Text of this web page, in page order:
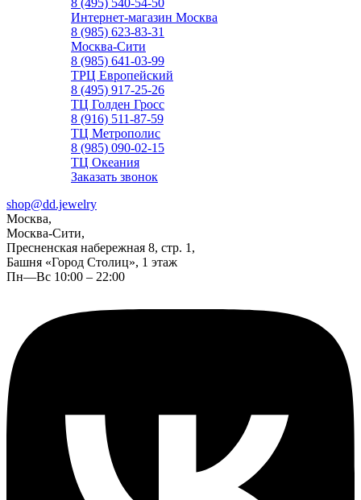
8 (495) 540-54-50
Интернет-магазин Москва
8 (985) 623-83-31
Москва-Сити
8 (985) 641-03-99
ТРЦ Европейский
8 (495) 917-25-26
ТЦ Голден Гросс
8 (916) 511-87-59
ТЦ Метрополис
8 (985) 090-02-15
ТЦ Океания
Заказать звонок
shop@dd.jewelry
Москва,
Москва-Сити,
Пресненская набережная 8, стр. 1,
Башня «Город Столиц», 1 этаж
Пн—Вс 10:00 – 22:00